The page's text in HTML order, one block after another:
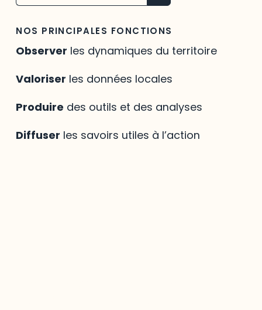
NOS PRINCIPALES FONCTIONS
Observer les dynamiques du territoire
Valoriser les données locales
Produire des outils et des analyses
Diffuser les savoirs utiles à l’action